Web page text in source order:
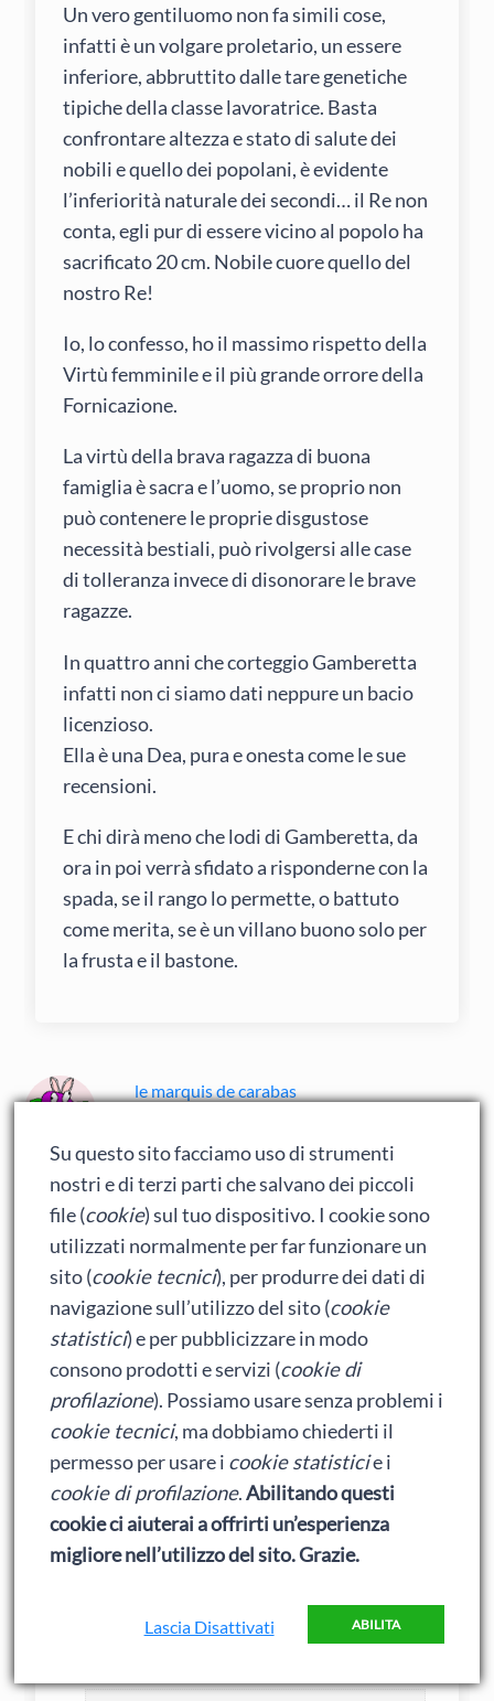
Un vero gentiluomo non fa simili cose,
infatti è un volgare proletario, un essere
inferiore, abbruttito dalle tare genetiche
tipiche della classe lavoratrice. Basta
confrontare altezza e stato di salute dei
nobili e quello dei popolani, è evidente
l’inferiorità naturale dei secondi… il Re non
conta, egli pur di essere vicino al popolo ha
sacrificato 20 cm. Nobile cuore quello del
nostro Re!
Io, lo confesso, ho il massimo rispetto della
Virtù femminile e il più grande orrore della
Fornicazione.
La virtù della brava ragazza di buona
famiglia è sacra e l’uomo, se proprio non
può contenere le proprie disgustose
necessità bestiali, può rivolgersi alle case
di tolleranza invece di disonorare le brave
ragazze.
In quattro anni che corteggio Gamberetta
infatti non ci siamo dati neppure un bacio
licenzioso.
Ella è una Dea, pura e onesta come le sue
recensioni.
E chi dirà meno che lodi di Gamberetta, da
ora in poi verrà sfidato a risponderne con la
spada, se il rango lo permette, o battuto
come merita, se è un villano buono solo per
la frusta e il bastone.
le marquis de carabas
a proposito della nostra Principessa… che
fine ha fatto il Coniglietto Grumo? E’ per
caso in missione alla Sublime Porta per
consegnare la nostra dovuta dichiarazione
di guerra al Turco?
DagoRed
23 Agosto 2011 alle 14:57
la United Press i suoi presunti consigli per
Su questo sito facciamo uso di strumenti
nostri e di terzi parti che salvano dei piccoli
file (cookie) sul tuo dispositivo. I cookie sono
utilizzati normalmente per far funzionare un
sito (cookie tecnici), per produrre dei dati di
navigazione sull’utilizzo del sito (cookie
statistici) e per pubblicizzare in modo
consono prodotti e servizi (cookie di
profilazione). Possiamo usare senza problemi i
cookie tecnici, ma dobbiamo chiederti il
permesso per usare i cookie statisticie i
cookie di profilazione.Abilitando questi
cookie ci aiuterai a offrirti un’esperienza
migliore nell’utilizzo del sito. Grazie.
ABILITA
Lascia Disattivati